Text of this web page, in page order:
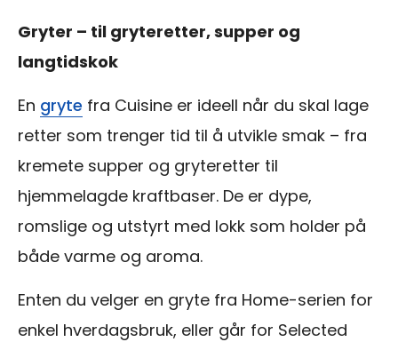
Gryter – til gryteretter, supper og
langtidskok
En gryte fra Cuisine er ideell når du skal lage
retter som trenger tid til å utvikle smak – fra
kremete supper og gryteretter til
hjemmelagde kraftbaser. De er dype,
romslige og utstyrt med lokk som holder på
både varme og aroma.
Enten du velger en gryte fra Home-serien for
enkel hverdagsbruk, eller går for Selected